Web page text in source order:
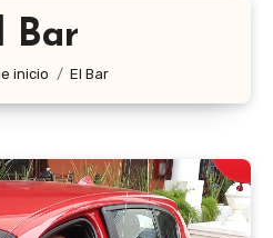
Bar
inicio El Bar